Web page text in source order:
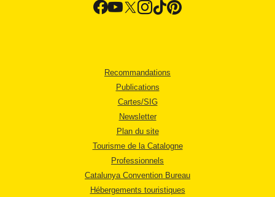
Recommandations
Publications
Cartes/SIG
Newsletter
Plan du site
Tourisme de la Catalogne
Professionnels
Catalunya Convention Bureau
Hébergements touristiques